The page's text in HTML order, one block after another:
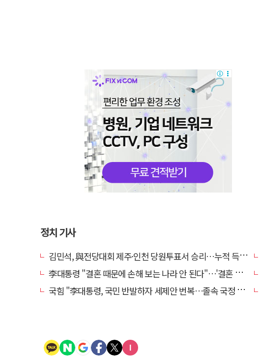
정치 기사
김민석, 與전당대회 제주·인천 당원투표서 승리…누적 득표는 '초박빙'
李대통령 "결혼 때문에 손해 보는 나라 안 된다"…'결혼 페널티' 22개 손본다
국힘 "李대통령, 국민 반발하자 세제안 번복…졸속 국정 즉각 중단"